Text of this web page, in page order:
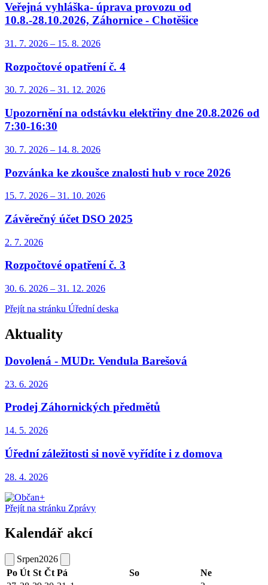
Veřejná vyhláška- úprava provozu od
10.8.-28.10.2026, Záhornice - Chotěšice
31. 7. 2026 – 15. 8. 2026
Rozpočtové opatření č. 4
30. 7. 2026 – 31. 12. 2026
Upozornění na odstávku elektřiny dne 20.8.2026 od
7:30-16:30
30. 7. 2026 – 14. 8. 2026
Pozvánka ke zkoušce znalosti hub v roce 2026
15. 7. 2026 – 31. 10. 2026
Závěrečný účet DSO 2025
2. 7. 2026
Rozpočtové opatření č. 3
30. 6. 2026 – 31. 12. 2026
Přejít na stránku Úřední deska
Aktuality
Dovolená - MUDr. Vendula Barešová
23. 6. 2026
Prodej Záhornických předmětů
14. 5. 2026
Úřední záležitosti si nově vyřídíte i z domova
28. 4. 2026
Přejít na stránku Zprávy
Kalendář akcí
Srpen2026
Po Út St Čt Pá So
Ne